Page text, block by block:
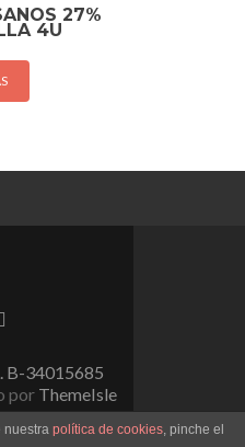
27%
4U
de Facebook
de Linkedin
de instagram
B-34015685
por ThemeIsle
nuestra política de cookies, pinche el